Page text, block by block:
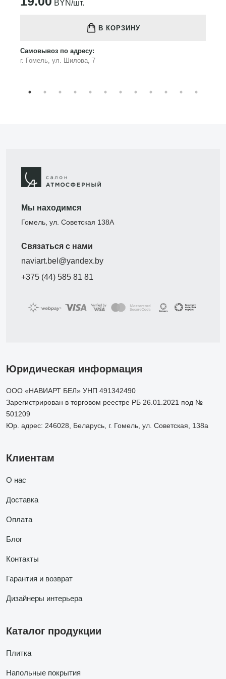
BYN/шт.
В КОРЗИНУ
Самовывоз по адресу:
г. Гомель, ул. Шилова, 7
Мы находимся
Гомель, ул. Советская 138А
Связаться с нами
naviart.bel@yandex.by
+375 (44) 585 81 81
Юридическая информация
ООО «НАВИАРТ БЕЛ» УНП 491342490
Зарегистрирован в торговом реестре РБ 26.01.2021 под №
501209
Юр. адрес: 246028, Беларусь, г. Гомель, ул. Советская, 138а
Клиентам
О нас
Доставка
Оплата
Блог
Контакты
Гарантия и возврат
Дизайнеры интерьера
Каталог продукции
Плитка
Напольные покрытия